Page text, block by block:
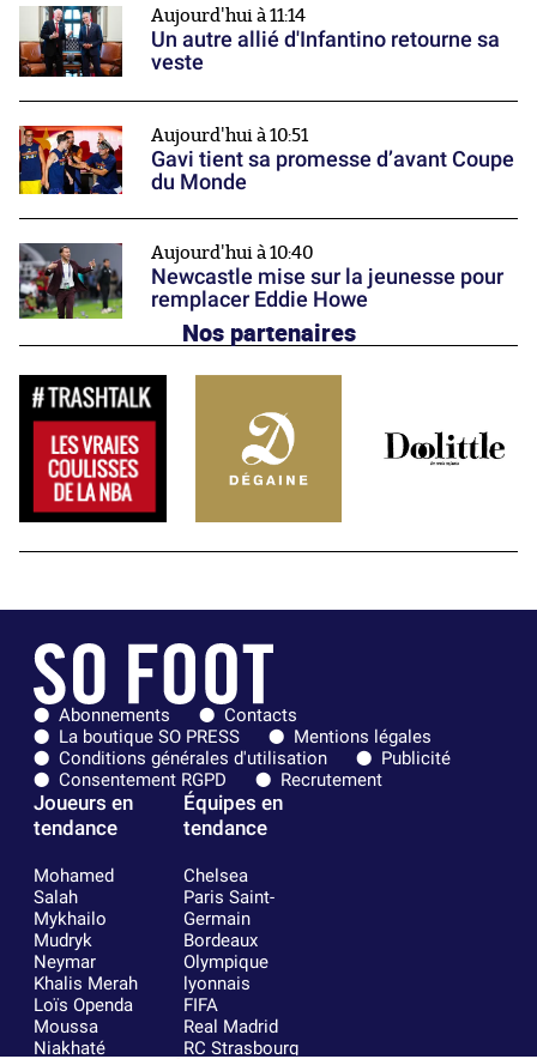
Aujourd'hui à 11:14
Un autre allié d'Infantino retourne sa
veste
Aujourd'hui à 10:51
Gavi tient sa promesse d’avant Coupe
du Monde
Aujourd'hui à 10:40
Newcastle mise sur la jeunesse pour
remplacer Eddie Howe
Nos partenaires
Abonnements
Contacts
La boutique SO PRESS
Mentions légales
Conditions générales d'utilisation
Publicité
Consentement RGPD
Recrutement
Joueurs en
tendance
Mohamed
Salah
Mykhailo
Mudryk
Neymar
Khalis Merah
Loïs Openda
Moussa
Niakhaté
Équipes en
tendance
Chelsea
Paris Saint-
Germain
Bordeaux
Olympique
lyonnais
FIFA
Real Madrid
RC Strasbourg